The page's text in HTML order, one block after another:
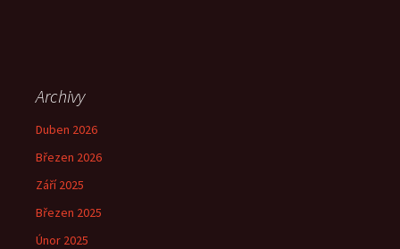
Archivy
Duben 2026
Březen 2026
Září 2025
Březen 2025
Únor 2025